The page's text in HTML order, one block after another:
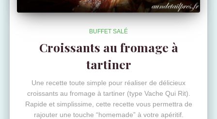
BUFFET SALÉ
Croissants au fromage à
tartiner
Une recette toute simple pour réaliser de délicieux
croissants au fromage à tartiner (type Vache Qui Rit).
Rapide et simplissime, cette recette vous permettra de
rajouter une touche “homemade” à votre apéritif.